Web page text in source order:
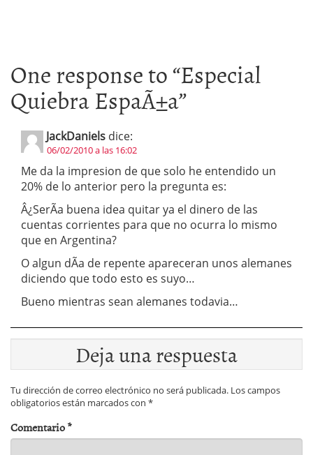
One response to “Especial
Quiebra EspaÃ±a”
JackDaniels dice:
06/02/2010 a las 16:02
Me da la impresion de que solo he entendido un
20% de lo anterior pero la pregunta es:
Â¿SerÃ­a buena idea quitar ya el dinero de las
cuentas corrientes para que no ocurra lo mismo
que en Argentina?
O algun dÃ­a de repente apareceran unos alemanes
diciendo que todo esto es suyo…
Bueno mientras sean alemanes todavia…
Deja una respuesta
Tu dirección de correo electrónico no será publicada. Los campos
obligatorios están marcados con *
Comentario*